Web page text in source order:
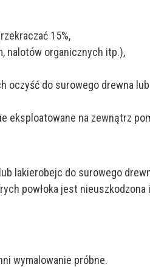
15%,
nalotów organicznych itp.),
do surowego drewna
eksploatowane na zewnątrz
lakierobejc do surowego
powłoka jest
wymalowanie próbne.